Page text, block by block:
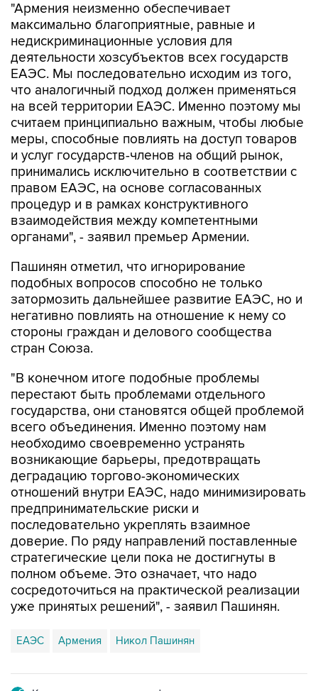
"Армения неизменно обеспечивает
максимально благоприятные, равные и
недискриминационные условия для
деятельности хозсубъектов всех государств
ЕАЭС. Мы последовательно исходим из того,
что аналогичный подход должен применяться
на всей территории ЕАЭС. Именно поэтому мы
считаем принципиально важным, чтобы любые
меры, способные повлиять на доступ товаров
и услуг государств-членов на общий рынок,
принимались исключительно в соответствии с
правом ЕАЭС, на основе согласованных
процедур и в рамках конструктивного
взаимодействия между компетентными
органами", - заявил премьер Армении.
Пашинян отметил, что игнорирование
подобных вопросов способно не только
затормозить дальнейшее развитие ЕАЭС, но и
негативно повлиять на отношение к нему со
стороны граждан и делового сообщества
стран Союза.
"В конечном итоге подобные проблемы
перестают быть проблемами отдельного
государства, они становятся общей проблемой
всего объединения. Именно поэтому нам
необходимо своевременно устранять
возникающие барьеры, предотвращать
деградацию торгово-экономических
отношений внутри ЕАЭС, надо минимизировать
предпринимательские риски и
последовательно укреплять взаимное
доверие. По ряду направлений поставленные
стратегические цели пока не достигнуты в
полном объеме. Это означает, что надо
сосредоточиться на практической реализации
уже принятых решений", - заявил Пашинян.
ЕАЭС Армения Никол Пашинян